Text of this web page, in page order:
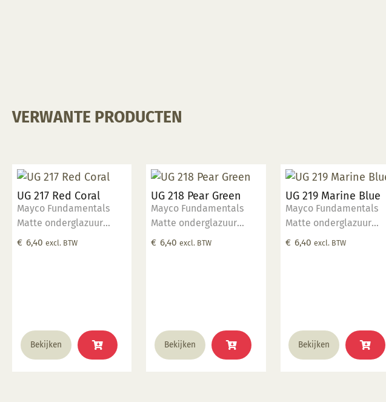
VERWANTE PRODUCTEN
UG 217 Red Coral
Mayco Fundamentals
Matte onderglazuur
Gebruik een transparant
Stookbereik 1000°C -
1285°C
€ 6,40 excl. BTW
Bekijken
UG 218 Pear Green
Mayco Fundamentals
Matte onderglazuur
Gebruik een transparant
Stookbereik 1000°C -
1285°C
€ 6,40 excl. BTW
Bekijken
UG 219 Marine Blue
Mayco Fundamentals
Matte onderglazuur
Gebruik een transparant
Stookbereik 1000°C -
1285°C
€ 6,40 excl. BTW
Bekijken